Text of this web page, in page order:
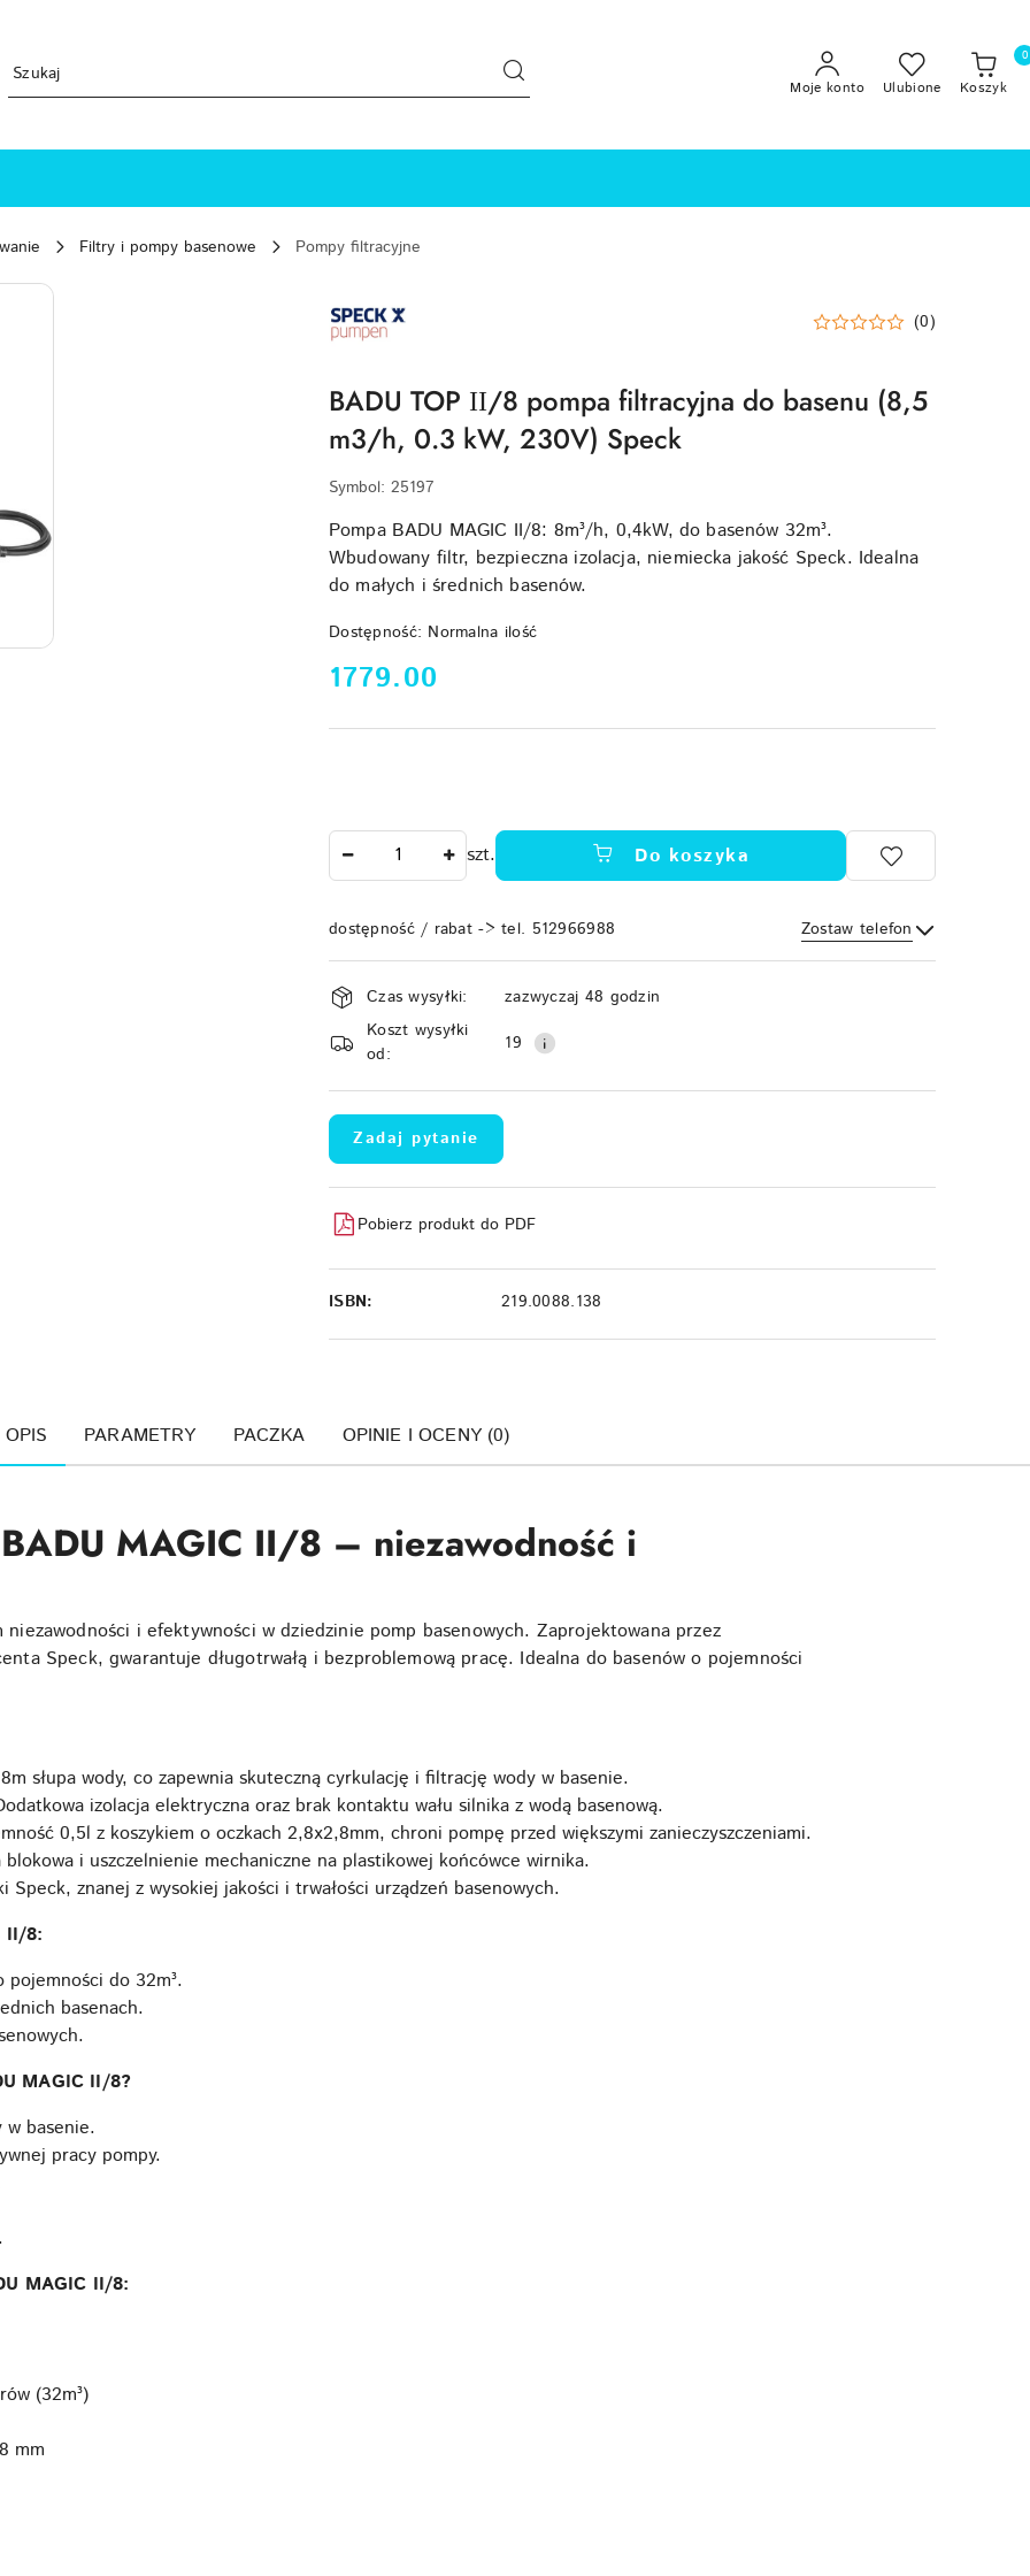
Moje konto Ulubione Koszyk
0
Filtry i pompy basenowe
Pompy filtracyjne
PUMPEN-
LOGO (0)
BADU TOP ІІ/8 pompa filtracyjna do basenu (8,5
m3/h, 0.3 kW, 230V) Speck
Symbol: 25197
Pompa BADU MAGIC II/8: 8m³/h, 0,4kW, do basenów 32m³.
Wbudowany filtr, bezpieczna izolacja, niemiecka jakość Speck. Idealna
do małych i średnich basenów.
Dostępność: Normalna ilość
cena:
1779.00
szt. Do koszyka
dostępność / rabat -> tel. 512966988 Zostaw telefon
Wyślij
Dostępność
i
dostawa
Czas wysyłki:
zazwyczaj 48 godzin
Koszt wysyłki
od:
19
Zadaj pytanie
Pobierz produkt do PDF
ISBN: 219.0088.138
OPIS PARAMETRY PACZKA OPINIE I OCENY (0)
MAGIC II/8 – niezawodność i
i efektywności w dziedzinie pomp basenowych. Zaprojektowana przez
Speck, gwarantuje długotrwałą i bezproblemową pracę. Idealna do basenów o pojemności
słupa wody, co zapewnia skuteczną cyrkulację i filtrację wody w basenie.
izolacja elektryczna oraz brak kontaktu wału silnika z wodą basenową.
0,5l z koszykiem o oczkach 2,8x2,8mm, chroni pompę przed większymi zanieczyszczeniami.
blokowa i uszczelnienie mechaniczne na plastikowej końcówce wirnika.
Speck, znanej z wysokiej jakości i trwałości urządzeń basenowych.
II/8:
do 32m³.
basenach.
MAGIC II/8?
w basenie.
pracy pompy.
MAGIC II/8:
(32m³)
mm